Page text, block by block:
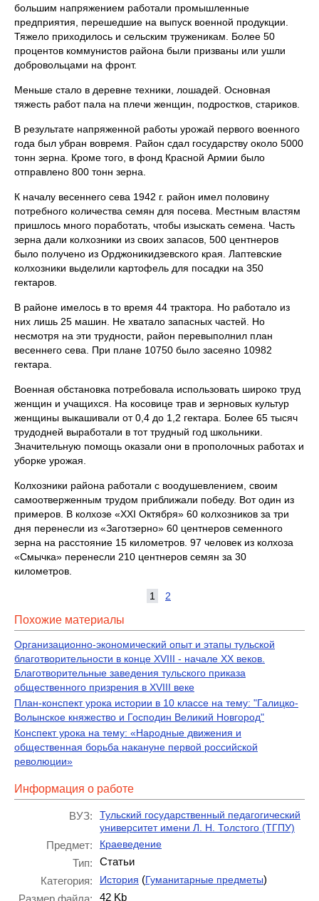
большим напряжением работали промышленные
предприятия, перешедшие на выпуск военной продукции.
Тяжело приходилось и сельским труженикам. Более 50
процентов коммунистов района были призваны или ушли
добровольцами на фронт.
Меньше стало в деревне техники, лошадей. Основная
тяжесть работ пала на плечи женщин, подростков, стариков.
В результате напряженной работы урожай первого военного
года был убран вовремя. Район сдал государству около 5000
тонн зерна. Кроме того, в фонд Красной Армии было
отправлено 800 тонн зерна.
К началу весеннего сева 1942 г. район имел половину
потребного количества семян для посева. Местным властям
пришлось много поработать, чтобы изыскать семена. Часть
зерна дали колхозники из своих запасов, 500 центнеров
было получено из Орджоникидзевского края. Лаптевские
колхозники выделили картофель для посадки на 350
гектаров.
В районе имелось в то время 44 трактора. Но работало из
них лишь 25 машин. Не хватало запасных частей. Но
несмотря на эти трудности, район перевыполнил план
весеннего сева. При плане 10750 было засеяно 10982
гектара.
Военная обстановка потребовала использовать широко труд
женщин и учащихся. На косовице трав и зерновых культур
женщины выкашивали от 0,4 до 1,2 гектара. Более 65 тысяч
трудодней выработали в тот трудный год школьники.
Значительную помощь оказали они в прополочных работах и
уборке урожая.
Колхозники района работали с воодушевлением, своим
самоотверженным трудом приближали победу. Вот один из
примеров. В колхозе «XXI Октября» 60 колхозников за три
дня перенесли из «Заготзерно» 60 центнеров семенного
зерна на расстояние 15 километров. 97 человек из колхоза
«Смычка» перенесли 210 центнеров семян за 30
километров.
1 2
Похожие материалы
Организационно-экономический опыт и этапы тульской
благотворительности в конце XVIII - начале ХХ веков.
Благотворительные заведения тульского приказа
общественного призрения в XVIII веке
План-конспект урока истории в 10 классе на тему: "Галицко-
Волынское княжество и Господин Великий Новгород"
Конспект урока на тему: «Народные движения и
общественная борьба накануне первой российской
революции»
Информация о работе
ВУЗ:
Тульский государственный педагогический
университет имени Л. Н. Толстого (ТГПУ)
Предмет: Краеведение
Тип:
Статьи
Категория:
История (Гуманитарные предметы)
Размер файла:
42 Kb